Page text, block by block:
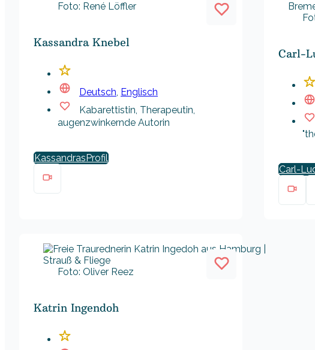
Foto: René Löffler
Kassandra Knebel
Deutsch, Englisch
Kabarettistin, Therapeutin,
augenzwinkernde Autorin
Kassandras
Carl-
Carl-
Foto: Oliver Reez
Katrin Ingendoh